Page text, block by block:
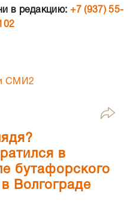
в редакцию: +7 (937) 55-
СМИ2
в
бутафорского
Волгограде